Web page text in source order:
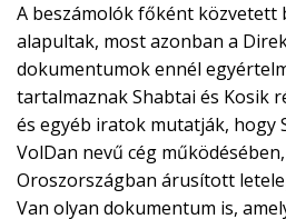
A beszámolók főként közvetett
alapultak, most azonban a
dokumentumok ennél
tartalmaznak Shabtai és Kosik
és egyéb iratok mutatják, hogy
VolDan nevű cég
Oroszországban árusított
Van olyan dokumentum is,